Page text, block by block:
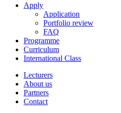
Apply
Application
Portfolio review
FAQ
Programme
Curriculum
International Class
Lecturers
About us
Partners
Contact